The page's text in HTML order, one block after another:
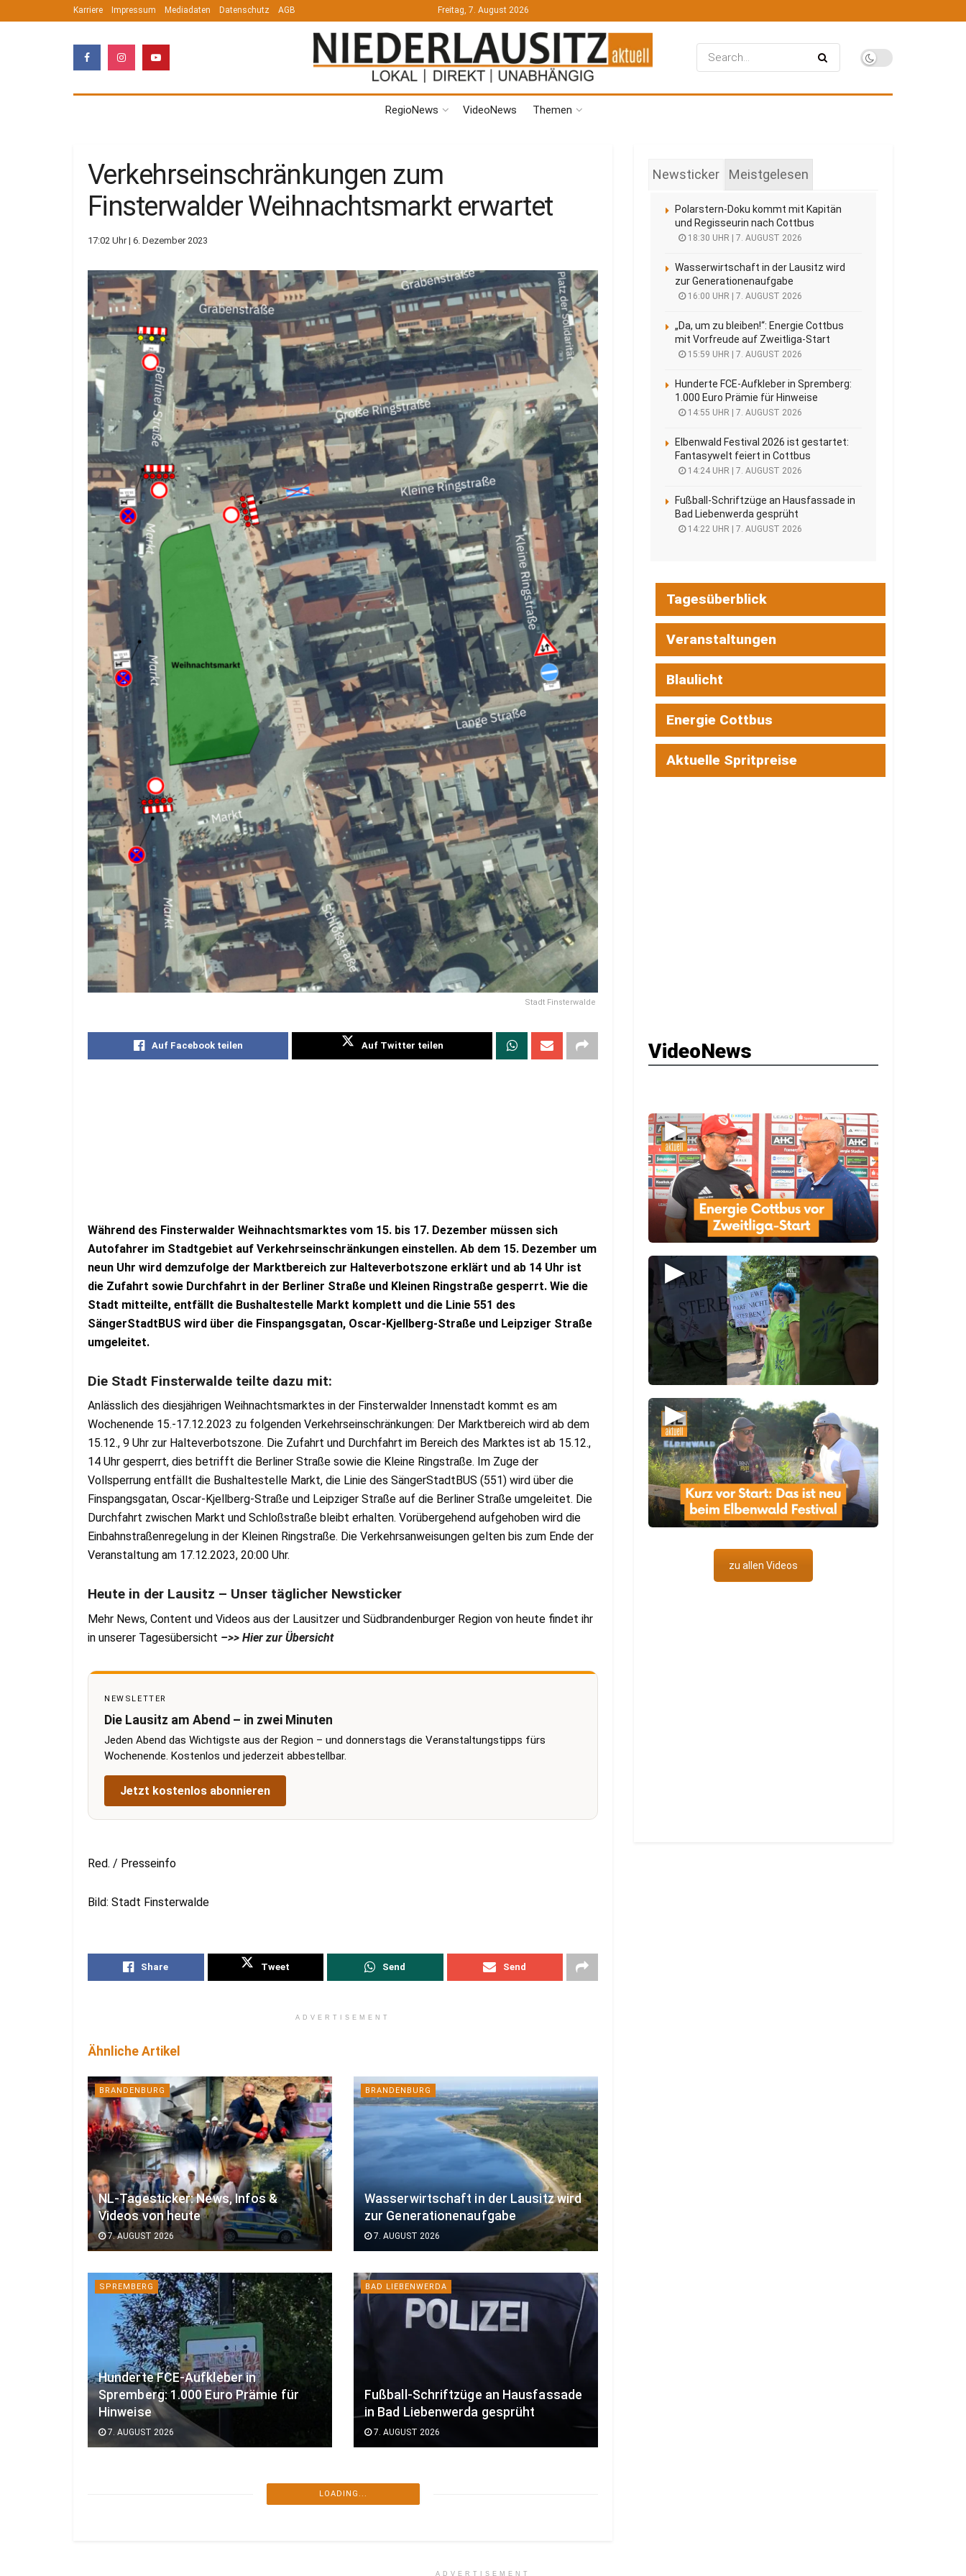
Karriere Impressum Mediadaten Datenschutz AGB Freitag, 7. August 2026
RegioNews VideoNews Themen
Verkehrseinschränkungen zum
Finsterwalder Weihnachtsmarkt erwartet
17:02 Uhr | 6. Dezember 2023
Stadt Finsterwalde
Auf Facebook teilen Auf Twitter teilen
Während des Finsterwalder Weihnachtsmarktes vom 15. bis 17. Dezember müssen sich
Autofahrer im Stadtgebiet auf Verkehrseinschränkungen einstellen. Ab dem 15. Dezember um
neun Uhr wird demzufolge der Marktbereich zur Halteverbotszone erklärt und ab 14 Uhr ist
die Zufahrt sowie Durchfahrt in der Berliner Straße und Kleinen Ringstraße gesperrt. Wie die
Stadt mitteilte, entfällt die Bushaltestelle Markt komplett und die Linie 551 des
SängerStadtBUS wird über die Finspangsgatan, Oscar-Kjellberg-Straße und Leipziger Straße
umgeleitet.
Die Stadt Finsterwalde teilte dazu mit:
Anlässlich des diesjährigen Weihnachtsmarktes in der Finsterwalder Innenstadt kommt es am
Wochenende 15.-17.12.2023 zu folgenden Verkehrseinschränkungen: Der Marktbereich wird ab dem
15.12., 9 Uhr zur Halteverbotszone. Die Zufahrt und Durchfahrt im Bereich des Marktes ist ab 15.12.,
14 Uhr gesperrt, dies betrifft die Berliner Straße sowie die Kleine Ringstraße. Im Zuge der
Vollsperrung entfällt die Bushaltestelle Markt, die Linie des SängerStadtBUS (551) wird über die
Finspangsgatan, Oscar-Kjellberg-Straße und Leipziger Straße auf die Berliner Straße umgeleitet. Die
Durchfahrt zwischen Markt und Schloßstraße bleibt erhalten. Vorübergehend aufgehoben wird die
Einbahnstraßenregelung in der Kleinen Ringstraße. Die Verkehrsanweisungen gelten bis zum Ende der
Veranstaltung am 17.12.2023, 20:00 Uhr.
Heute in der Lausitz – Unser täglicher Newsticker
Mehr News, Content und Videos aus der Lausitzer und Südbrandenburger Region von heute findet ihr
in unserer Tagesübersicht –>> Hier zur Übersicht
NEWSLETTER
Die Lausitz am Abend – in zwei Minuten
Jeden Abend das Wichtigste aus der Region – und donnerstags die Veranstaltungstipps fürs
Wochenende. Kostenlos und jederzeit abbestellbar.
Jetzt kostenlos abonnieren
Red. / Presseinfo
Bild: Stadt Finsterwalde
Share Tweet Send Send
ADVERTISEMENT
Ähnliche Artikel
BRANDENBURG
NL-Tagesticker: News, Infos &
Videos von heute
7. AUGUST 2026
BRANDENBURG
Wasserwirtschaft in der Lausitz wird
zur Generationenaufgabe
7. AUGUST 2026
SPREMBERG
Hunderte FCE-Aufkleber in
Spremberg: 1.000 Euro Prämie für
Hinweise
7. AUGUST 2026
BAD LIEBENWERDA
Fußball-Schriftzüge an Hausfassade
in Bad Liebenwerda gesprüht
7. AUGUST 2026
LOADING...
Newsticker Meistgelesen
Polarstern-Doku kommt mit Kapitän
und Regisseurin nach Cottbus
18:30 UHR | 7. AUGUST 2026
Wasserwirtschaft in der Lausitz wird
zur Generationenaufgabe
16:00 UHR | 7. AUGUST 2026
„Da, um zu bleiben!“: Energie Cottbus
mit Vorfreude auf Zweitliga-Start
15:59 UHR | 7. AUGUST 2026
Hunderte FCE-Aufkleber in Spremberg:
1.000 Euro Prämie für Hinweise
14:55 UHR | 7. AUGUST 2026
Elbenwald Festival 2026 ist gestartet:
Fantasywelt feiert in Cottbus
14:24 UHR | 7. AUGUST 2026
Fußball-Schriftzüge an Hausfassade in
Bad Liebenwerda gesprüht
14:22 UHR | 7. AUGUST 2026
Tagesüberblick
Veranstaltungen
Blaulicht
Energie Cottbus
Aktuelle Spritpreise
VideoNews
▶
▶
▶
zu allen Videos
ADVERTISEMENT